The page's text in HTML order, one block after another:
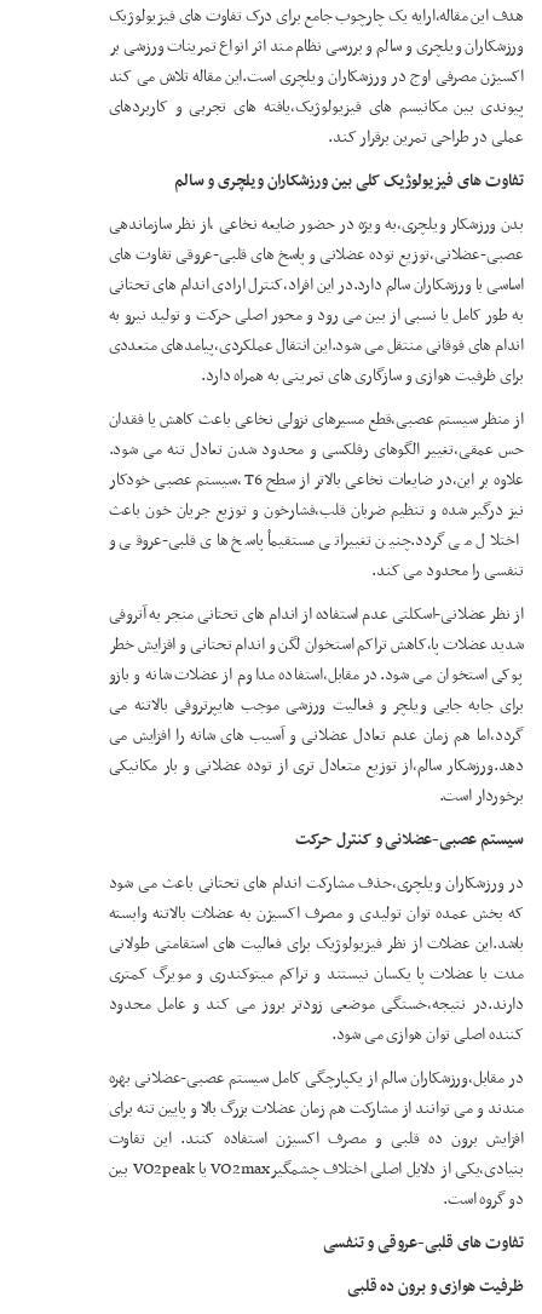
هدف این مقاله،ارایه یک چارچوب جامع برای درک تفاوت های فیزیولوژیک
ورزشکاران ویلچری و سالم و بررسی نظام مند اثر انواع تمرینات ورزشی بر
اکسیژن مصرفی اوج در ورزشکاران ویلچری است.این مقاله تلاش می کند
پیوندی بین مکانیسم های فیزیولوژیک،یافته های تجربی و کاربردهای
عملی در طراحی تمرین برقرار کند.
تفاوت های فیزیولوژیک کلی بین ورزشکاران ویلچری و سالم
بدن ورزشکار ویلچری،به ویژه در حضور ضایعه نخاعی ،از نظر سازماندهی
عصبی-عضلانی،توزیع توده عضلانی و پاسخ های قلبی-عروقی تفاوت های
اساسی با ورزشکاران سالم دارد.در این افراد،کنترل ارادی اندام های تحتانی
به طور کامل یا نسبی از بین می رود و محور اصلی حرکت و تولید نیرو به
اندام های فوقانی منتقل می شود.این انتقال عملکردی،پیامدهای متعددی
برای ظرفیت هوازی و سازگاری های تمرینی به همراه دارد.
از منظر سیستم عصبی،قطع مسیرهای نزولی نخاعی باعث کاهش یا فقدان
حس عمقی،تغییر الگوهای رفلکسی و محدود شدن تعادل تنه می شود.
علاوه بر این،در ضایعات نخاعی بالاتر از سطح T6 ،سیستم عصبی خودکار
نیز درگیر شده و تنظیم ضربان قلب،فشارخون و توزیع جریان خون باعث
اختلال می گردد.چنین تغییراتی مستقیماْ پاسخ های قلبی-عروقی و
تنفسی را محدود می کند.
از نظر عضلانی-اسکلتی عدم استفاده از اندام های تحتانی منجر به آتروفی
شدید عضلات پا،کاهش تراکم استخوان لگن و اندام تحتانی و افزایش خطر
پوکی استخوان می شود.در مقابل،استفاده مداوم از عضلات شانه و بازو
برای جابه جایی ویلچر و فعالیت ورزشی موجب هایپرتروفی بالاتنه می
گردد،اما هم زمان عدم تعادل عضلانی و آسیب های شانه را افزایش می
دهد.ورزشکار سالم،از توزیع متعادل تری از توده عضلانی و بار مکانیکی
برخوردار است.
سیستم عصبی-عضلانی و کنترل حرکت
در ورزشکاران ویلچری،حذف مشارکت اندام های تحتانی باعث می شود
که بخش عمده توان تولیدی و مصرف اکسیژن به عضلات بالاتنه وابسته
باشد.این عضلات از نظر فیزیولوژیک برای فعالیت های استقامتی طولانی
مدت با عضلات پا یکسان نیستند و تراکم میتوکندری و مویرگ کمتری
دارند.در نتیجه،خستگی موضعی زودتر بروز می کند و عامل محدود
کننده اصلی توان هوازی می شود.
در مقابل،ورزشکاران سالم از یکپارچگی کامل سیستم عصبی-عضلانی بهره
مندند و می توانند از مشارکت هم زمان عضلات بزرگ بالا و پایین تنه برای
افزایش برون ده قلبی و مصرف اکسیژن استفاده کنند. این تفاوت
بنیادی،یکی از دلایل اصلی اختلاف چشمگیرVO2max یا VO2peak بین
دو گروه است.
تفاوت های قلبی-عروقی و تنفسی
ظرفیت هوازی و برون ده قلبی